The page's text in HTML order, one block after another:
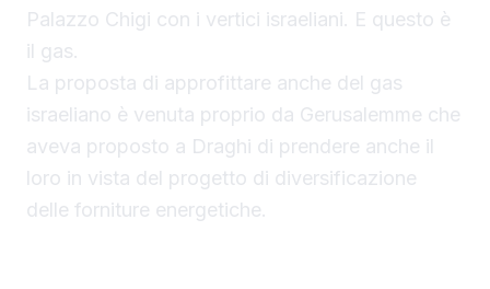
Palazzo Chigi con i vertici israeliani. E questo è
il gas.
La proposta di approfittare anche del gas
israeliano è venuta proprio da Gerusalemme che
aveva proposto a Draghi di prendere anche il
loro in vista del progetto di diversificazione
delle forniture energetiche.